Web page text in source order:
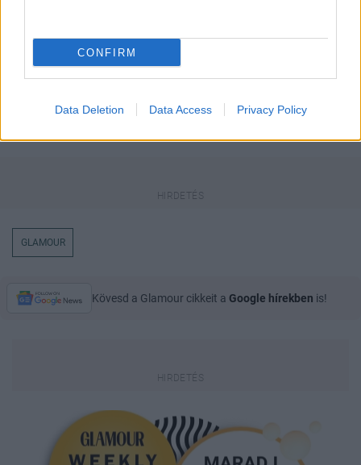
CONFIRM
Data Deletion Data Access Privacy Policy
GLAMOUR
Kövesd a Glamour cikkeit a Google hírekben is!